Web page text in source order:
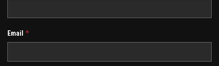
Email *